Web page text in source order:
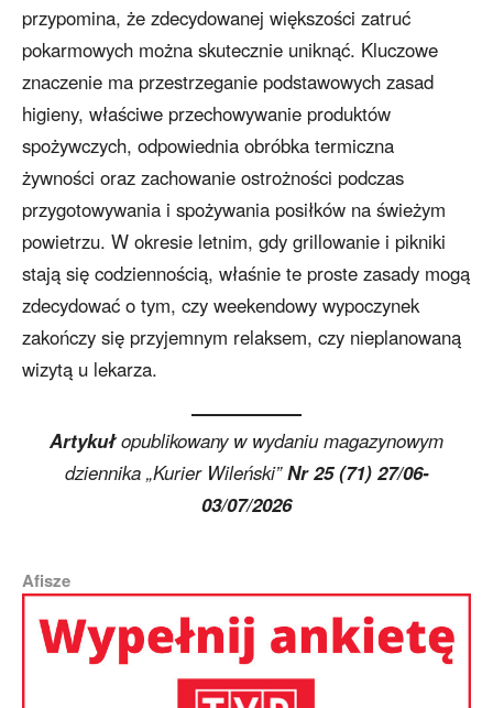
przypomina, że zdecydowanej większości zatruć
pokarmowych można skutecznie uniknąć. Kluczowe
znaczenie ma przestrzeganie podstawowych zasad
higieny, właściwe przechowywanie produktów
spożywczych, odpowiednia obróbka termiczna
żywności oraz zachowanie ostrożności podczas
przygotowywania i spożywania posiłków na świeżym
powietrzu. W okresie letnim, gdy grillowanie i pikniki
stają się codziennością, właśnie te proste zasady mogą
zdecydować o tym, czy weekendowy wypoczynek
zakończy się przyjemnym relaksem, czy nieplanowaną
wizytą u lekarza.
Artykułopublikowany w wydaniu magazynowym
dziennika „Kurier Wileński”Nr 25 (71) 27/06-
03/07/2026
Afisze